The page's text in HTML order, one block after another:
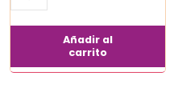
Añadir al
carrito